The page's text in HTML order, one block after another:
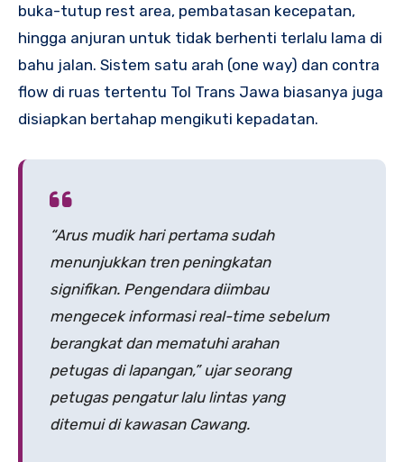
buka-tutup rest area, pembatasan kecepatan,
hingga anjuran untuk tidak berhenti terlalu lama di
bahu jalan. Sistem satu arah (one way) dan contra
flow di ruas tertentu Tol Trans Jawa biasanya juga
disiapkan bertahap mengikuti kepadatan.
“Arus mudik hari pertama sudah
menunjukkan tren peningkatan
signifikan. Pengendara diimbau
mengecek informasi real-time sebelum
berangkat dan mematuhi arahan
petugas di lapangan,” ujar seorang
petugas pengatur lalu lintas yang
ditemui di kawasan Cawang.